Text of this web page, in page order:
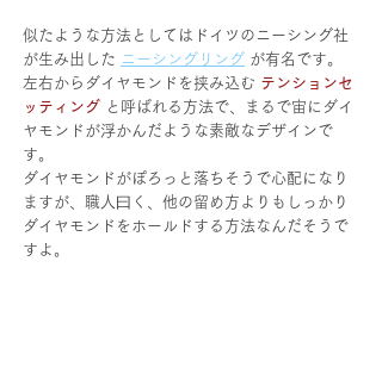
似たような方法としてはドイツのニーシング社
が生み出した ニーシングリング が有名です。
左右からダイヤモンドを挟み込む テンションセ
ッティング
と呼ばれる方法で、まるで宙にダイ
ヤモンドが浮かんだような素敵なデザインで
す。
ダイヤモンドがぽろっと落ちそうで心配になり
ますが、職人曰く、他の留め方よりもしっかり
ダイヤモンドをホールドする方法なんだそうで
すよ。